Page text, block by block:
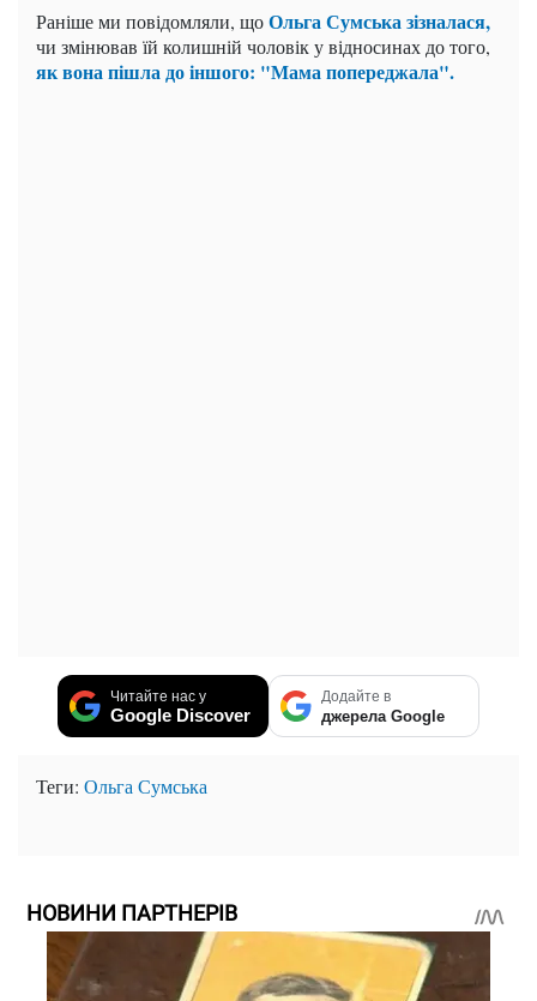
Раніше ми повідомляли, щоОльга Сумська зізналася,
чи змінював їй колишній чоловік у відносинах до того,
як вона пішла до іншого: "Мама попереджала".
Читайте нас у
Google Discover
Додайте в
джерела Google
Теги: Ольга Сумська
НОВИНИ ПАРТНЕРІВ